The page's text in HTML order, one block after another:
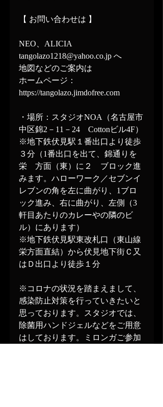
【 お問い合わせは 】
NEO、ALICIA
tangolazo1218@yahoo.co.jp へ
地図などのご案内は
ホームページ：
https://tangolazo.jimdofree.com
・場所：スタジオNOA（名古屋市
中区錦2－11－24　Cottonビル4F）
※地下鉄伏見駅１番出口より徒歩
３分（1番出口を出て、錦通りを
栄　方面（東）に２　ブロック進
みます。ハローワーク／セブンイ
レブンの角を左に曲がり、1ブロ
ック進み、右に曲がり、左側（3
軒目あたりのカレーやの隣のビ
ル）にあります）
※地下鉄伏見駅東改札口（東山線
栄方面直結）から伏見地下街Ｃ又
はＤ出口より徒歩１分
※コロナの状況を踏まえまして、
感染防止対策を行っていきたいと
思っております。スタジオでは、
除菌用ハンドジェルなどをご用意
はしております。ミロンガご参加